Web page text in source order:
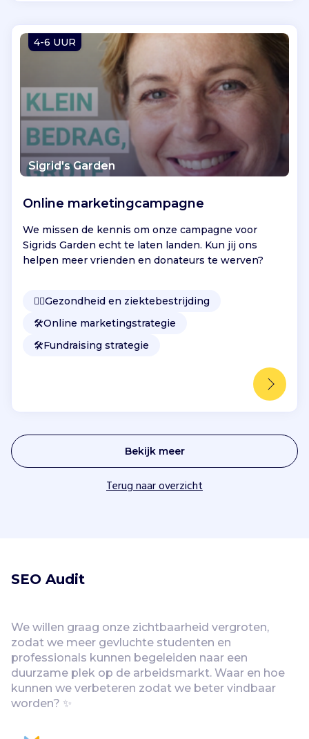
4-6 UUR
Sigrid's Garden
Online marketingcampagne
We missen de kennis om onze campagne voor
Sigrids Garden echt te laten landen. Kun jij ons
helpen meer vrienden en donateurs te werven?
👩‍⚕️Gezondheid en ziektebestrijding
🛠️Online marketingstrategie
🛠️Fundraising strategie
Bekijk meer
Terug naar overzicht
SEO Audit
We willen graag onze zichtbaarheid vergroten,
zodat we meer gevluchte studenten en
professionals kunnen begeleiden naar een
duurzame plek op de arbeidsmarkt. Waar en hoe
kunnen we verbeteren zodat we beter vindbaar
worden? ✨